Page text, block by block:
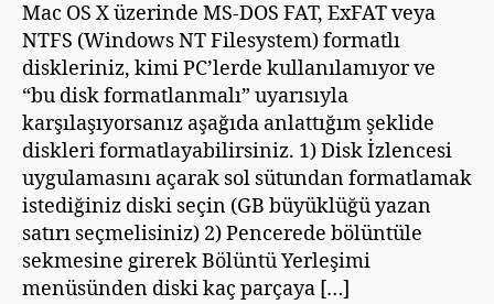
Mac OS X üzerinde MS-DOS FAT, ExFAT veya
NTFS (Windows NT Filesystem) formatlı
diskleriniz, kimi PC’lerde kullanılamıyor ve
“bu disk formatlanmalı” uyarısıyla
karşılaşıyorsanız aşağıda anlattığım şeklide
diskleri formatlayabilirsiniz. 1) Disk İzlencesi
uygulamasını açarak sol sütundan formatlamak
istediğiniz diski seçin (GB büyüklüğü yazan
satırı seçmelisiniz) 2) Pencerede bölüntüle
sekmesine girerek Bölüntü Yerleşimi
menüsünden diski kaç parçaya […]